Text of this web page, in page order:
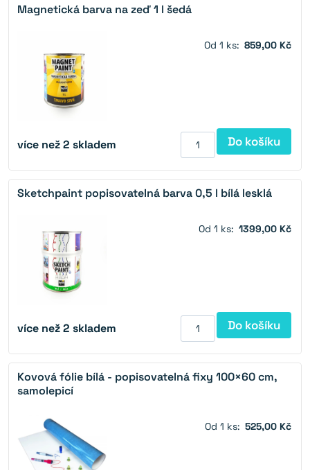
Magnetická barva na zeď 1 l šedá
Od 1 ks: 859,00 Kč
více než 2 skladem Do košíku
Sketchpaint popisovatelná barva 0,5 l bílá lesklá
Od 1 ks: 1399,00 Kč
více než 2 skladem Do košíku
Kovová fólie bílá - popisovatelná fixy 100×60 cm,
samolepicí
Od 1 ks: 525,00 Kč